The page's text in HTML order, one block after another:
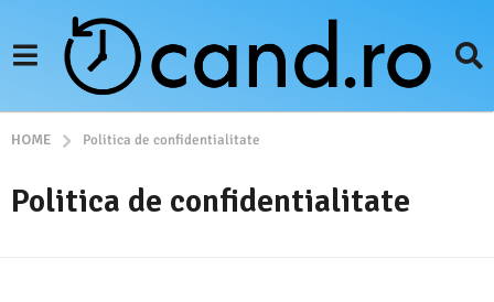
HOME Politica de confidentialitate
Politica de confidentialitate